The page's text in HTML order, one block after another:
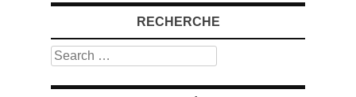
RECHERCHE
Search